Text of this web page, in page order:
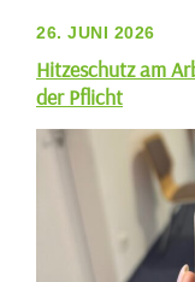
26. JUNI 2026
Hitzeschutz am
der Pflicht